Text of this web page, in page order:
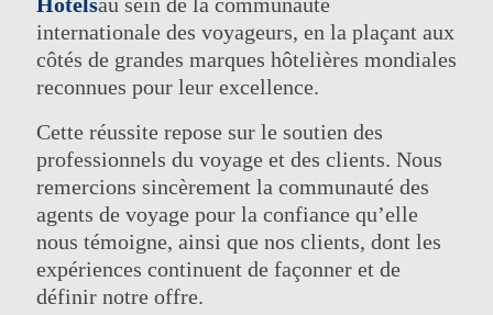
internationale des voyageurs, en la plaçant aux
côtés de grandes marques hôtelières mondiales
reconnues pour leur excellence.
Cette réussite repose sur le soutien des
professionnels du voyage et des clients. Nous
remercions sincèrement la communauté des
agents de voyage pour la confiance qu’elle
nous témoigne, ainsi que nos clients, dont les
expériences continuent de façonner et de
définir notre offre.